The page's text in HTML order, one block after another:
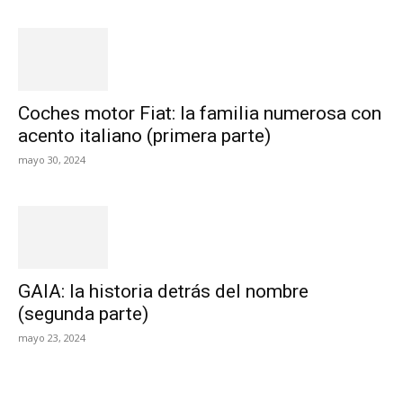
Coches motor Fiat: la familia numerosa con
acento italiano (primera parte)
mayo 30, 2024
GAIA: la historia detrás del nombre
(segunda parte)
mayo 23, 2024